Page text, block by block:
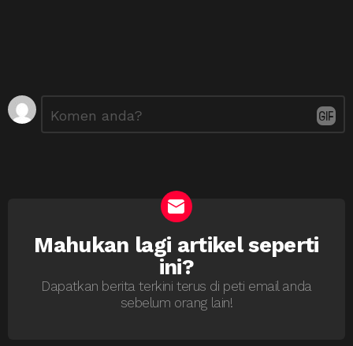
Tinggalkan
Balasan
NEWSLETTER
Mahukan lagi artikel seperti
ini?
Dapatkan berita terkini terus di peti email anda
sebelum orang lain!